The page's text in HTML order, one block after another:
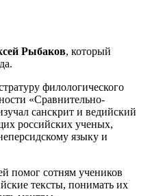
Рыбаков, который
филологического
«Сравнительно-
санскрит и ведийский
российских ученых,
языку и
помог сотням учеников
тексты, понимать их